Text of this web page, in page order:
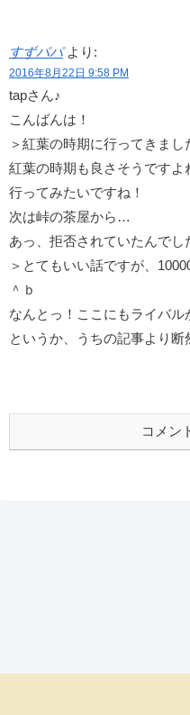
すずパパ より:
2016年8月22日 9:58 PM
tapさん♪
こんばんは！
＞紅葉の時期に行ってきまし
紅葉の時期も良さそうですよ
行ってみたいですね！
次は峠の茶屋から…
あっ、拒否されていたんでし
＞とてもいい話ですが、
＾ｂ
なんとっ！ここにもライバル
というか、うちの記事より断
コメン